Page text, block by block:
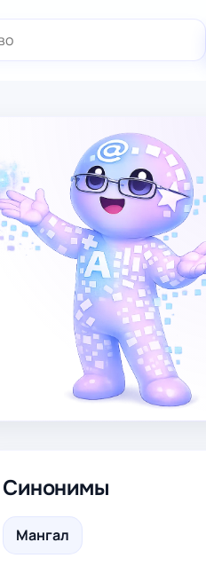
Синонимы
Мангал